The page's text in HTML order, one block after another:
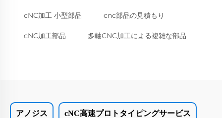
cNC加工 小型部品 cnc部品の見積もり
cNC加工部品 多軸CNC加工による複雑な部品
アノジス cNC高速プロトタイピングサービス